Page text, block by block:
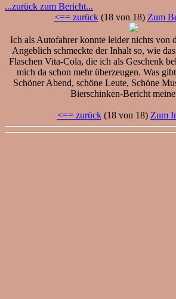
...zurück zum Bericht...
<== zurück(18 von 18) Zum
Ich als Autofahrer konnte leider nichts von
Angeblich schmeckte der Inhalt so, wie
Flaschen Vita-Cola, die ich als Geschenk
mich da schon mehr überzeugen. Was
Schöner Abend, schöne Leute, Schöne
Bierschinken-Bericht
<== zurück(18 von 18) Zum